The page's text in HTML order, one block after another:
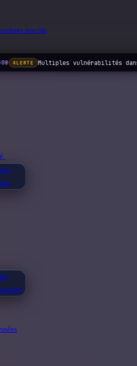
inscrits
ALERTE Multiples vulnérabilités